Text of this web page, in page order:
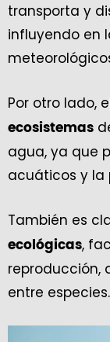
transporta y
influyendo en
Por otro lado,
ecosistemas
agua, ya que
acuáticos y la
También es
ecológicas,
reproducción,
entre especies.